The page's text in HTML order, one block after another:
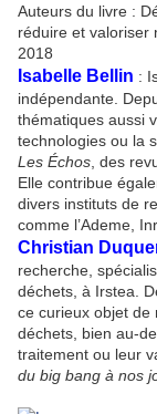
Auteurs du livre :
réduire et valoriser
2018
Isabelle Bellin :
indépendante.
thématiques aussi
technologies ou la
Les Échos , des
Elle contribue
divers instituts de
comme l’Ademe,
Christian
recherche,
déchets, à Irstea.
ce curieux objet de
déchets, bien au-
traitement ou leur
du big bang à nos